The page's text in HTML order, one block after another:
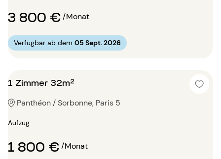
3 800 €/Monat
Verfügbar ab dem 05 Sept. 2026
1 Zimmer 32m²
Panthéon / Sorbonne, Paris 5
Aufzug
1 800 €/Monat